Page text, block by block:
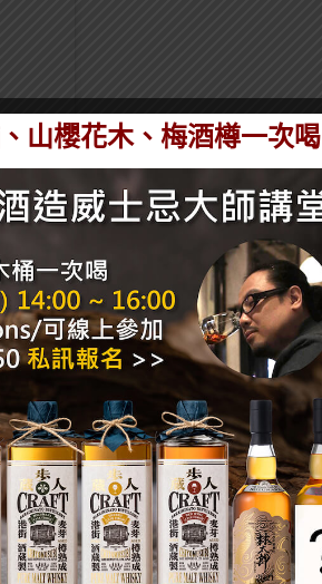
重要，自己喜歡就好（但建議可以
檬汁。
，是用Campari 浸泡草莓，再
顯一點。
、啤酒和檸檬汁，但還會再加上
品牌的啤酒，雖然可以用其他啤酒
山櫻花木、梅酒樽一次喝